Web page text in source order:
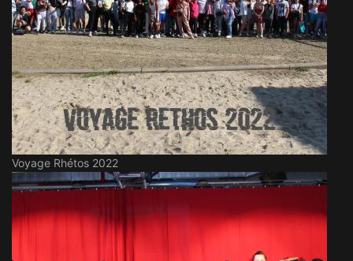
Voyage Rhétos 2022